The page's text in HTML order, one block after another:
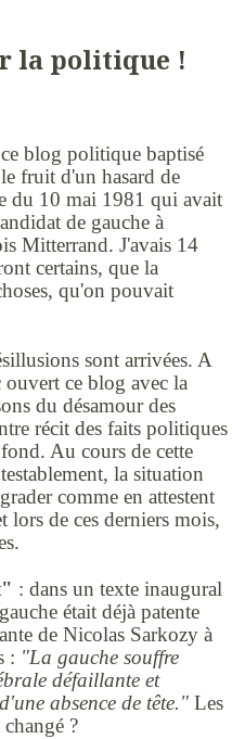
la politique !
blog politique baptisé
fruit d'un hasard de
du 10 mai 1981 qui avait
de gauche à
Mitterrand. J'avais 14
certains, que la
qu'on pouvait
sont arrivées. A
ouvert ce blog avec la
du désamour des
récit des faits politiques
Au cours de cette
la situation
comme en attestent
lors de ces derniers mois,
: dans un texte inaugural
était déjà patente
de Nicolas Sarkozy à
: "La gauche souffre
défaillante et
absence de tête." Les
?